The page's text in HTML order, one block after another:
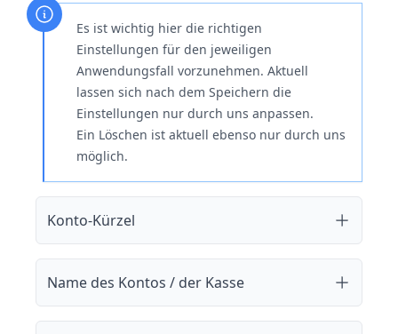
Es ist wichtig hier die richtigen
Einstellungen für den jeweiligen
Anwendungsfall vorzunehmen. Aktuell
lassen sich nach dem Speichern die
Einstellungen nur durch uns anpassen.
Ein Löschen ist aktuell ebenso nur durch uns
möglich.
Konto-Kürzel
Name des Kontos / der Kasse